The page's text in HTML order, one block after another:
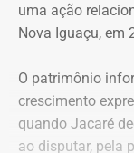
que as famílias
organização e
“Sabemos que a
movimento
subutilizado,
fundamental, ele
uma ação
Nova Iguaçu, em
O patrimônio
crescimento
quando Jacaré
ao disputar, pela